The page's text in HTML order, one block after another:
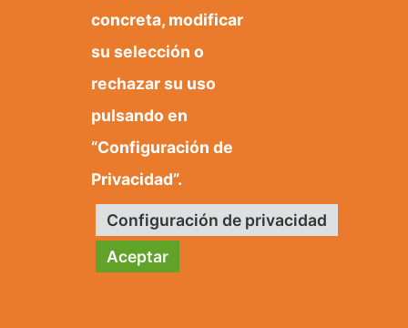
ajuntament@orxeta.es
Política de privacidad
Política de cookies
© 2020 Web desarrollada por el Servicio de
concreta, modificar
su selección o
rechazar su uso
pulsando en
“Configuración de
Privacidad”.
Configuración de privacidad
Aceptar